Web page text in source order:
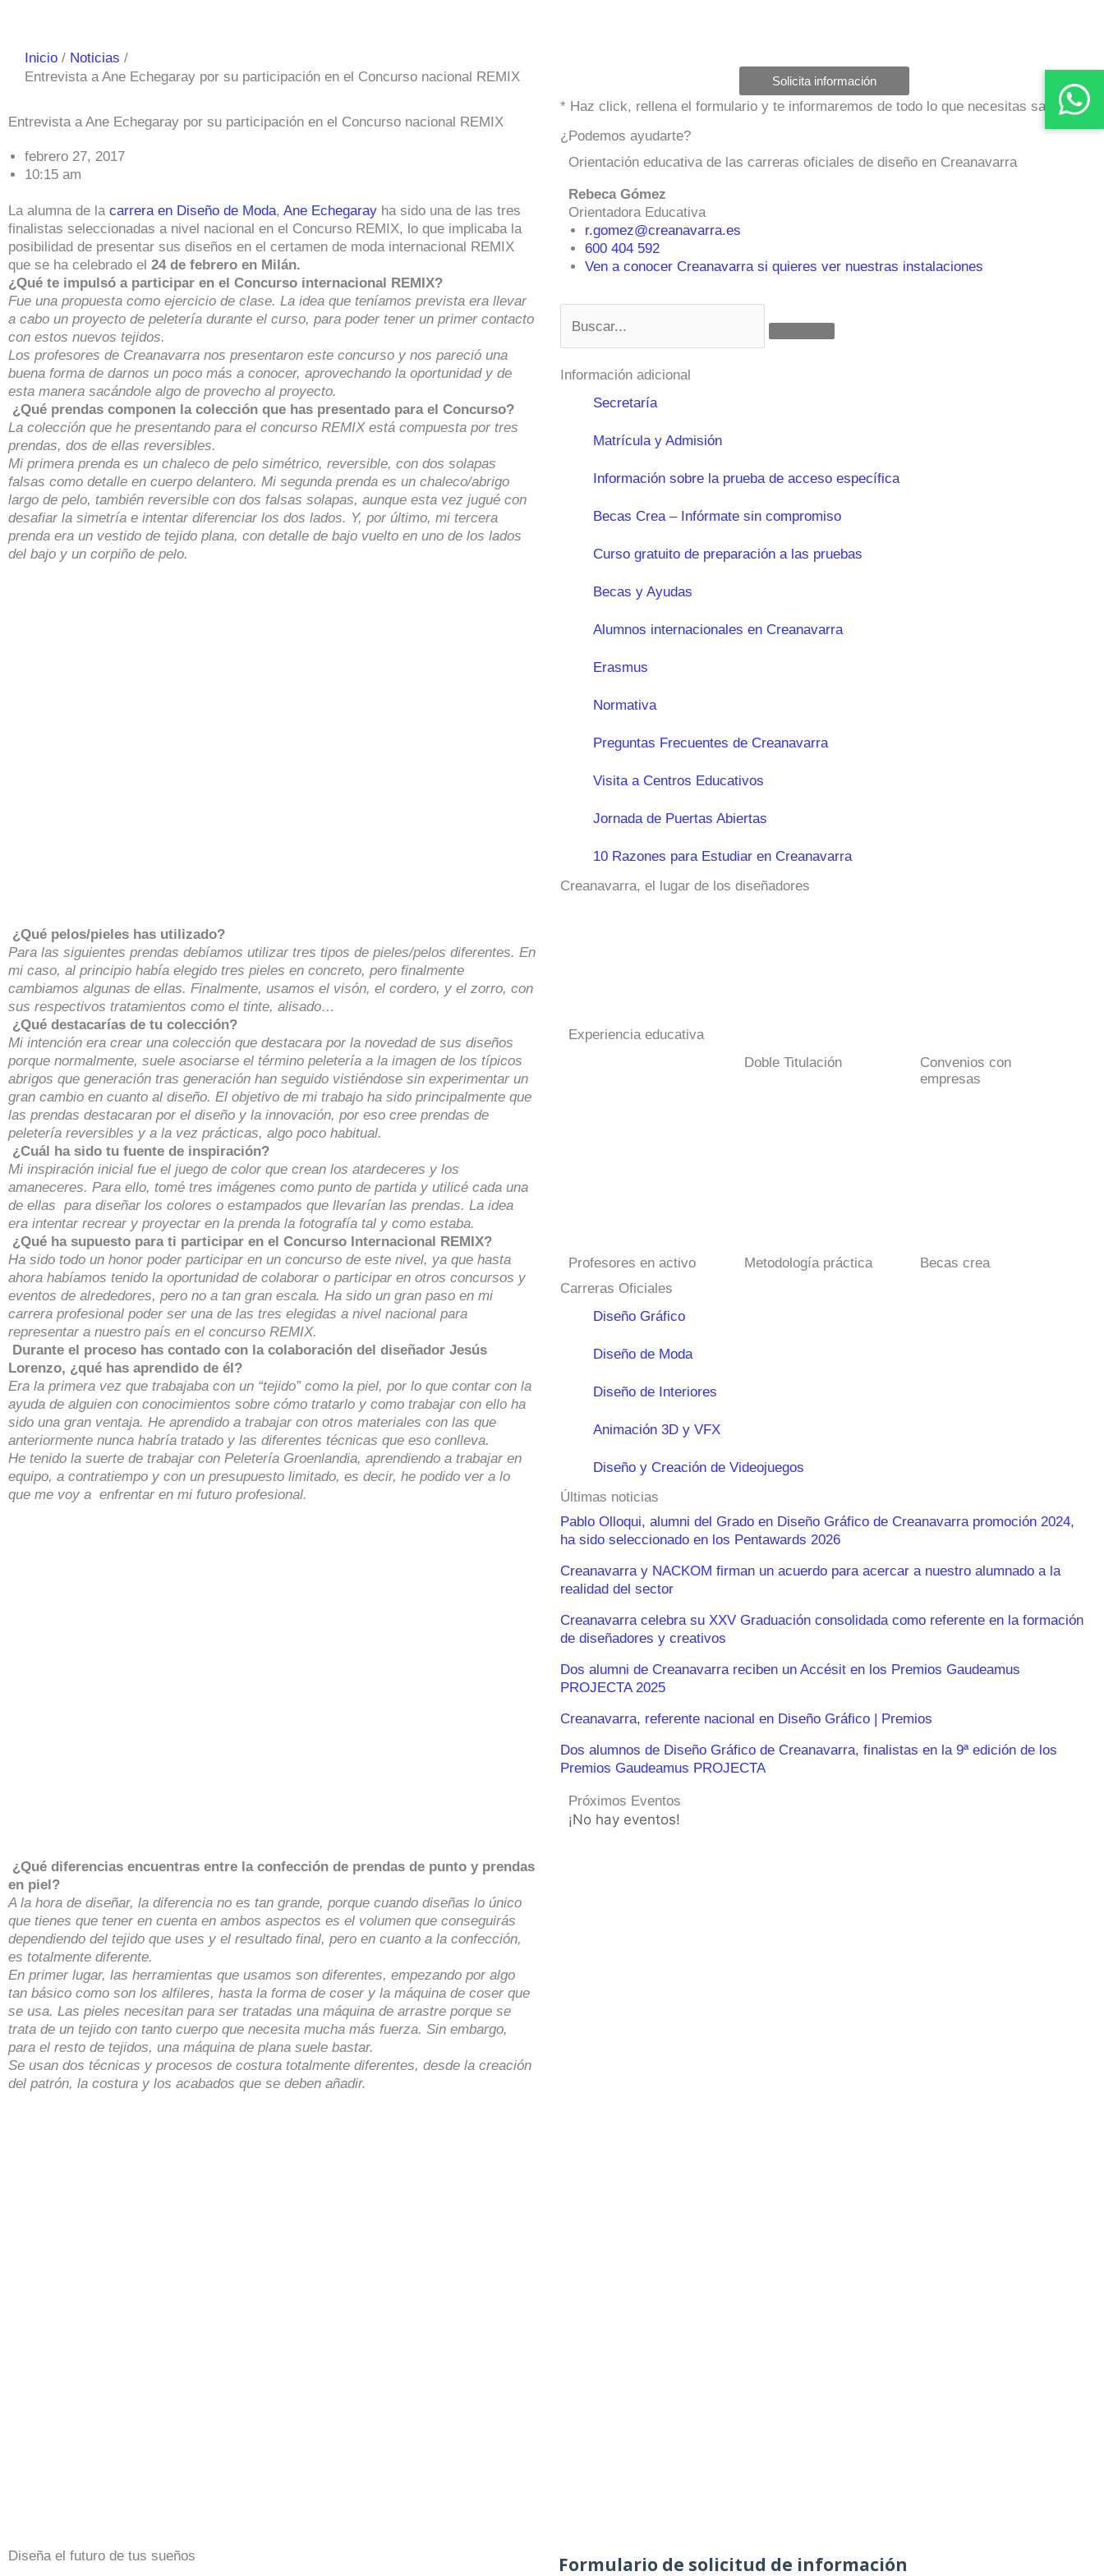
Inicio
Noticias
Entrevista a Ane Echegaray por su participación en el Concurso nacional REMIX
Entrevista a Ane Echegaray por su participación en el Concurso nacional REMIX
febrero 27, 2017
10:15 am
La alumna de la carrera en Diseño de Moda, Ane Echegaray ha sido una de las tres
finalistas seleccionadas a nivel nacional en el Concurso REMIX, lo que implicaba la
posibilidad de presentar sus diseños en el certamen de moda internacional REMIX
que se ha celebrado el 24 de febrero en Milán.
¿Qué te impulsó a participar en el Concurso internacional REMIX?
Fue una propuesta como ejercicio de clase. La idea que teníamos prevista era llevar
a cabo un proyecto de peletería durante el curso, para poder tener un primer contacto
con estos nuevos tejidos.
Los profesores de Creanavarra nos presentaron este concurso y nos pareció una
buena forma de darnos un poco más a conocer, aprovechando la oportunidad y de
esta manera sacándole algo de provecho al proyecto.
¿Qué prendas componen la colección que has presentado para el Concurso?
La colección que he presentando para el concurso REMIX está compuesta por tres
prendas, dos de ellas reversibles.
Mi primera prenda es un chaleco de pelo simétrico, reversible, con dos solapas
falsas como detalle en cuerpo delantero. Mi segunda prenda es un chaleco/abrigo
largo de pelo, también reversible con dos falsas solapas, aunque esta vez jugué con
desafiar la simetría e intentar diferenciar los dos lados. Y, por último, mi tercera
prenda era un vestido de tejido plana, con detalle de bajo vuelto en uno de los lados
del bajo y un corpiño de pelo.
¿Qué pelos/pieles has utilizado?
Para las siguientes prendas debíamos utilizar tres tipos de pieles/pelos diferentes. En
mi caso, al principio había elegido tres pieles en concreto, pero finalmente
cambiamos algunas de ellas. Finalmente, usamos el visón, el cordero, y el zorro, con
sus respectivos tratamientos como el tinte, alisado…
¿Qué destacarías de tu colección?
Mi intención era crear una colección que destacara por la novedad de sus diseños
porque normalmente, suele asociarse el término peletería a la imagen de los típicos
abrigos que generación tras generación han seguido vistiéndose sin experimentar un
gran cambio en cuanto al diseño. El objetivo de mi trabajo ha sido principalmente que
las prendas destacaran por el diseño y la innovación, por eso cree prendas de
peletería reversibles y a la vez prácticas, algo poco habitual.
¿Cuál ha sido tu fuente de inspiración?
Mi inspiración inicial fue el juego de color que crean los atardeceres y los
amaneceres. Para ello, tomé tres imágenes como punto de partida y utilicé cada una
de ellas para diseñar los colores o estampados que llevarían las prendas. La idea
era intentar recrear y proyectar en la prenda la fotografía tal y como estaba.
¿Qué ha supuesto para ti participar en el Concurso Internacional REMIX?
Ha sido todo un honor poder participar en un concurso de este nivel, ya que hasta
ahora habíamos tenido la oportunidad de colaborar o participar en otros concursos y
eventos de alrededores, pero no a tan gran escala. Ha sido un gran paso en mi
carrera profesional poder ser una de las tres elegidas a nivel nacional para
representar a nuestro país en el concurso REMIX.
Durante el proceso has contado con la colaboración del diseñador Jesús
Lorenzo, ¿qué has aprendido de él?
Era la primera vez que trabajaba con un “tejido” como la piel, por lo que contar con la
ayuda de alguien con conocimientos sobre cómo tratarlo y como trabajar con ello ha
sido una gran ventaja. He aprendido a trabajar con otros materiales con las que
anteriormente nunca habría tratado y las diferentes técnicas que eso conlleva.
He tenido la suerte de trabajar con Peletería Groenlandia, aprendiendo a trabajar en
equipo, a contratiempo y con un presupuesto limitado, es decir, he podido ver a lo
que me voy a enfrentar en mi futuro profesional.
¿Qué diferencias encuentras entre la confección de prendas de punto y prendas
en piel?
A la hora de diseñar, la diferencia no es tan grande, porque cuando diseñas lo único
que tienes que tener en cuenta en ambos aspectos es el volumen que conseguirás
dependiendo del tejido que uses y el resultado final, pero en cuanto a la confección,
es totalmente diferente.
En primer lugar, las herramientas que usamos son diferentes, empezando por algo
tan básico como son los alfileres, hasta la forma de coser y la máquina de coser que
se usa. Las pieles necesitan para ser tratadas una máquina de arrastre porque se
trata de un tejido con tanto cuerpo que necesita mucha más fuerza. Sin embargo,
para el resto de tejidos, una máquina de plana suele bastar.
Se usan dos técnicas y procesos de costura totalmente diferentes, desde la creación
del patrón, la costura y los acabados que se deben añadir.
Solicita información
* Haz click, rellena el formulario y te informaremos de todo lo que necesitas saber
¿Podemos ayudarte?
Orientación educativa de las carreras oficiales de diseño en Creanavarra
Rebeca Gómez
Orientadora Educativa
r.gomez@creanavarra.es
600 404 592
Ven a conocer Creanavarra si quieres ver nuestras instalaciones
Información adicional
Secretaría
Matrícula y Admisión
Información sobre la prueba de acceso específica
Becas Crea – Infórmate sin compromiso
Curso gratuito de preparación a las pruebas
Becas y Ayudas
Alumnos internacionales en Creanavarra
Erasmus
Normativa
Preguntas Frecuentes de Creanavarra
Visita a Centros Educativos
Jornada de Puertas Abiertas
10 Razones para Estudiar en Creanavarra
Creanavarra, el lugar de los diseñadores
Experiencia educativa
Doble Titulación
Convenios con
empresas
Profesores en activo Metodología práctica
Becas crea
Carreras Oficiales
Diseño Gráfico
Diseño de Moda
Diseño de Interiores
Animación 3D y VFX
Diseño y Creación de Videojuegos
Últimas noticias
Pablo Olloqui, alumni del Grado en Diseño Gráfico de Creanavarra promoción 2024,
ha sido seleccionado en los Pentawards 2026
Creanavarra y NACKOM firman un acuerdo para acercar a nuestro alumnado a la
realidad del sector
Creanavarra celebra su XXV Graduación consolidada como referente en la formación
de diseñadores y creativos
Dos alumni de Creanavarra reciben un Accésit en los Premios Gaudeamus
PROJECTA 2025
Creanavarra, referente nacional en Diseño Gráfico | Premios
Dos alumnos de Diseño Gráfico de Creanavarra, finalistas en la 9ª edición de los
Premios Gaudeamus PROJECTA
Próximos Eventos
¡No hay eventos!
Diseña el futuro de tus sueños